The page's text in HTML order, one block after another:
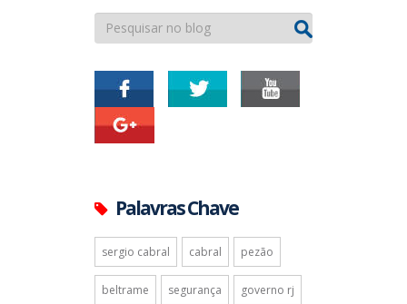
Palavras Chave
sergio cabral cabral pezão
beltrame segurança governo rj